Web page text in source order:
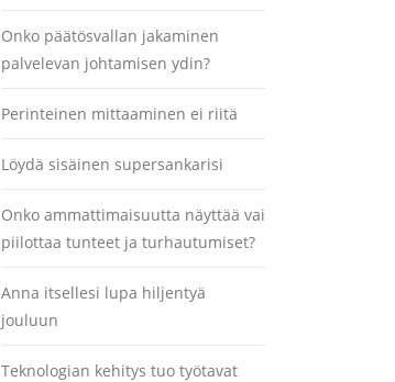
Onko päätösvallan jakaminen
palvelevan johtamisen ydin?
Perinteinen mittaaminen ei riitä
Löydä sisäinen supersankarisi
Onko ammattimaisuutta näyttää vai
piilottaa tunteet ja turhautumiset?
Anna itsellesi lupa hiljentyä
jouluun
Teknologian kehitys tuo työtavat